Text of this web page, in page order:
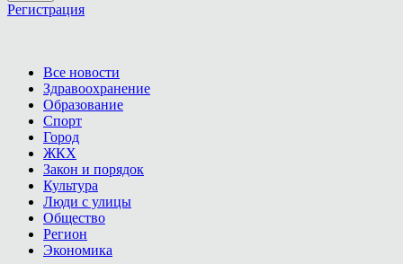
Регистрация
Все новости
Здравоохранение
Образование
Спорт
Город
ЖКХ
Закон и порядок
Культура
Люди с улицы
Общество
Регион
Экономика